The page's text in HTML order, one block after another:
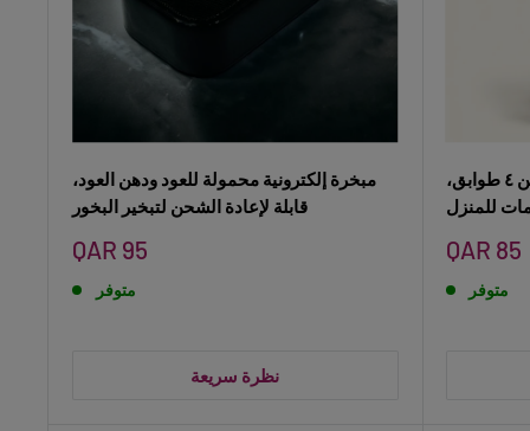
مبخرة إلكترونية محمولة للعود ودهن العود،
قابلة لإعادة الشحن لتبخير البخور
سعر
QAR 95
متوفر
نظرة سريعة
عربة تخزين متحركة مكونة من ٤ طوابق،
للمنزل
سعر
QAR 85
متوفر